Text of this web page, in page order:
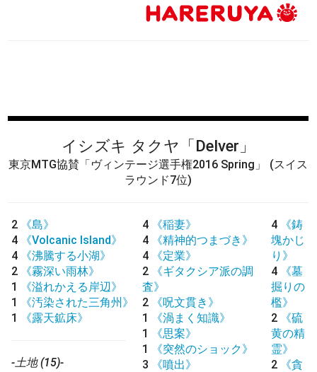
イシズキ タクヤ 「Delver」
東京MTG協賛「ヴィンテージ選手権2016 Spring」
(スイス
ラウンド7位)
2
《島》
4
《Volcanic Island》
4
《沸騰する小湖》
2
《霧深い雨林》
1
《溢れかえる岸辺》
1
《汚染された三角州》
1
《露天鉱床》
-土地 (15)-
4
《稲妻》
4
《精神的つまづき》
4
《定業》
2
《ギタクシア派の調
査》
2
《呪文貫き》
1
《渦まく知識》
1
《思案》
1
《突然のショック》
3
《噴出》
4
《鋳
塊かじ
り》
4
《墓
掘りの
檻》
2
《硫
黄の精
霊》
2
《貪